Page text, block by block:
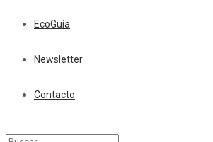
EcoGuía
Newsletter
Contacto